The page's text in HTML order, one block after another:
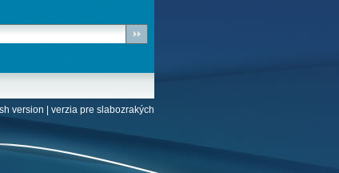
version verzia pre slabozrakých